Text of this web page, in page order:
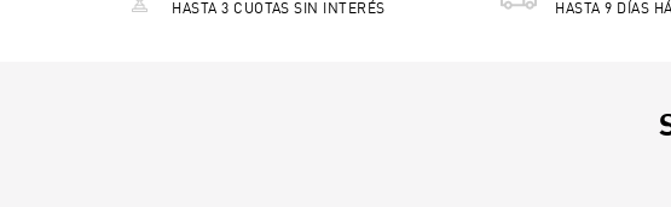
HASTA 3 CUOTAS SIN INTERÉS
HASTA 9 DÍAS